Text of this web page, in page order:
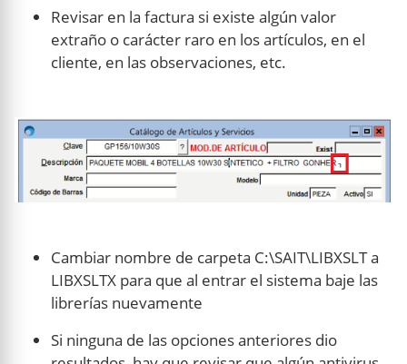
Revisar en la factura si existe algún valor
extraño o carácter raro en los artículos, en el
cliente, en las observaciones, etc.
Cambiar nombre de carpeta C:\SAIT\LIBXSLT a
LIBXSLTX para que al entrar el sistema baje las
librerías nuevamente
Si ninguna de las opciones anteriores dio